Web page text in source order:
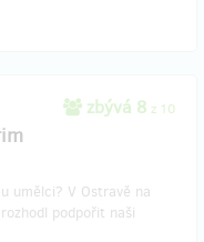
zbývá 8 z 10
umělci? V Ostravě na
podpořit naši